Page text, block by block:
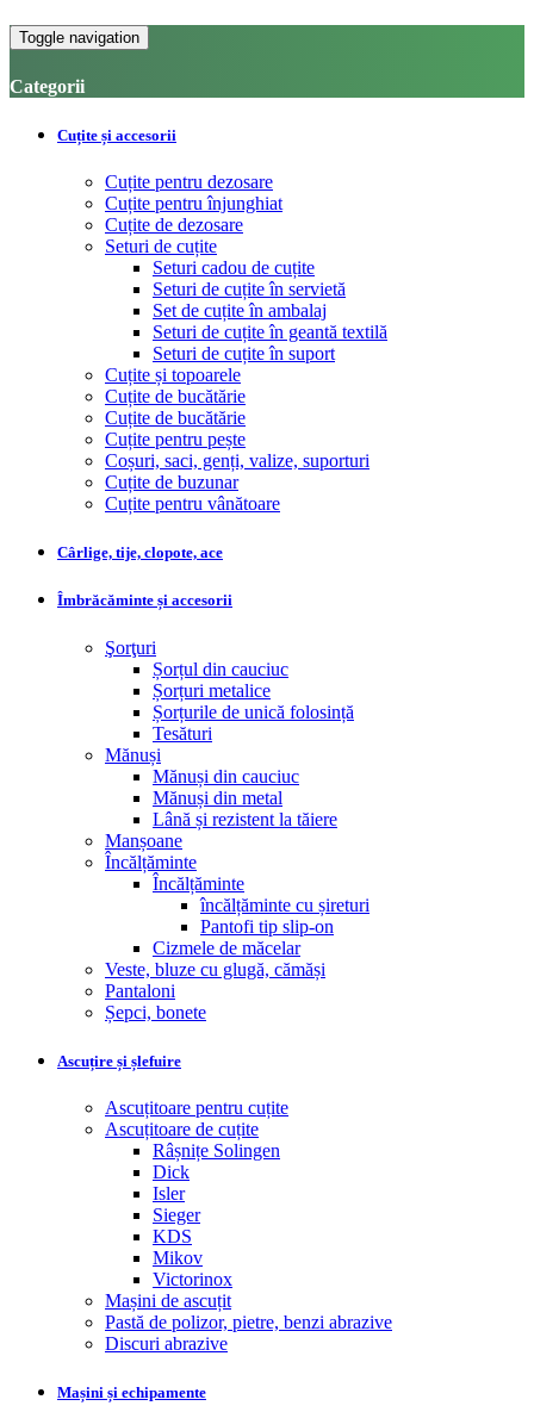
Toggle navigation
Categorii
Cuțite și accesorii
Cuțite pentru dezosare
Cuțite pentru înjunghiat
Cuțite de dezosare
Seturi de cuțite
Seturi cadou de cuțite
Seturi de cuțite în servietă
Set de cuțite în ambalaj
Seturi de cuțite în geantă textilă
Seturi de cuțite în suport
Cuțite și topoarele
Cuțite de bucătărie
Cuțite de bucătărie
Cuțite pentru pește
Coșuri, saci, genți, valize, suporturi
Cuțite de buzunar
Cuțite pentru vânătoare
Cârlige, tije, clopote, ace
Îmbrăcăminte și accesorii
Şorţuri
Șorțul din cauciuc
Șorțuri metalice
Șorțurile de unică folosință
Tesături
Mănuși
Mănuși din cauciuc
Mănuși din metal
Lână și rezistent la tăiere
Manșoane
Încălțăminte
Încălțăminte
încălțăminte cu șireturi
Pantofi tip slip-on
Cizmele de măcelar
Veste, bluze cu glugă, cămăși
Pantaloni
Șepci, bonete
Ascuțire și șlefuire
Ascuțitoare pentru cuțite
Ascuțitoare de cuțite
Râșnițe Solingen
Dick
Isler
Sieger
KDS
Mikov
Victorinox
Mașini de ascuțit
Pastă de polizor, pietre, benzi abrazive
Discuri abrazive
Mașini și echipamente